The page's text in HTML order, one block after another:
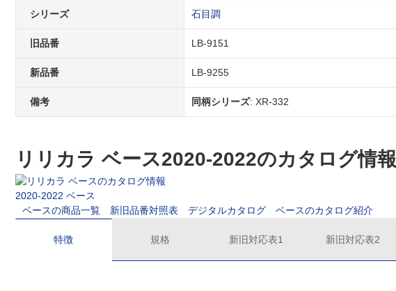
シリーズ 石目調
旧品番 LB-9151
新品番 LB-9255
備考 同柄シリーズ: XR-332
リリカラ ベース2020-2022のカタログ情報
2020-2022 ベース
ベースの商品一覧
新旧品番対照表 デジタルカタログ ベースのカタログ紹介
特徴 規格 新旧対応表1 新旧対応表2